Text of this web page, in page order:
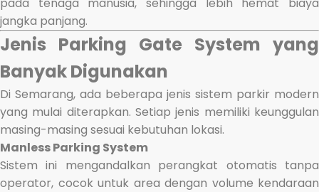
jangka panjang.
Jenis Parking Gate System yang
Banyak Digunakan
Di Semarang, ada beberapa jenis sistem parkir modern
yang mulai diterapkan. Setiap jenis memiliki keunggulan
masing-masing sesuai kebutuhan lokasi.
Manless Parking System
Sistem ini mengandalkan perangkat otomatis tanpa
operator, cocok untuk area dengan volume kendaraan